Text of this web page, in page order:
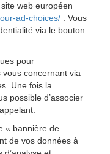
web européen
ad-choices/
. Vous
via le bouton
pour
concernant via
Une fois la
possible d’associer
« bannière de
de vos données à